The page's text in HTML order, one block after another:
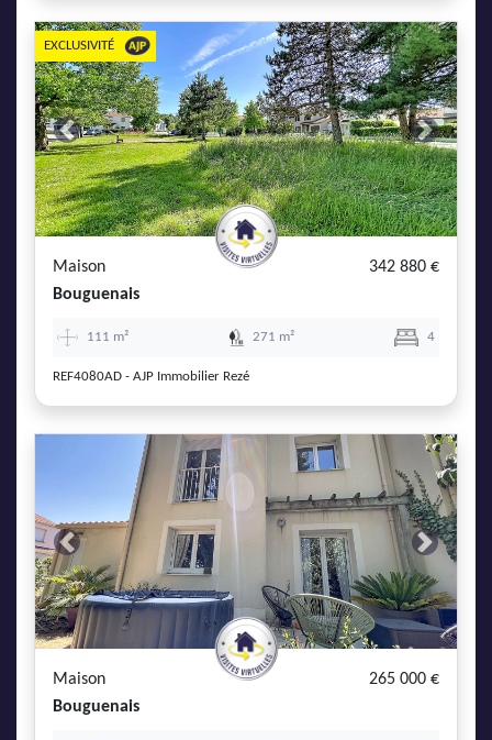
Previous Next
EXCLUSIVITÉ
Maison
342 880 €
Bouguenais
111 m² 271 m² 4
REF4080AD - AJP Immobilier Rezé
Previous Next
Maison
265 000 €
Bouguenais